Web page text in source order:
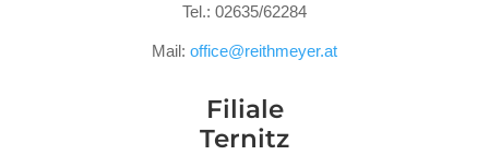
Tel.: 02635/62284
Mail: office@reithmeyer.at
Filiale
Ternitz